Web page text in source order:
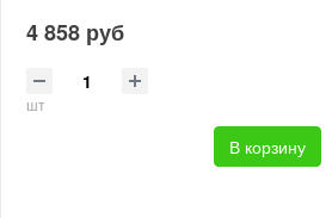
4 858 руб
шт
В корзину